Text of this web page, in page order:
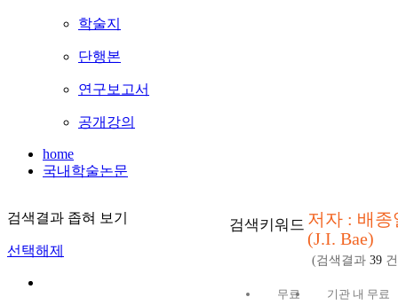
학술지
단행본
연구보고서
공개강의
home
국내학술논문
검색결과 좁혀 보기
선택해제
검색키워드 저자 : 배종
(J.I. Bae)
(검색결과 39
무료
기관 내 무료